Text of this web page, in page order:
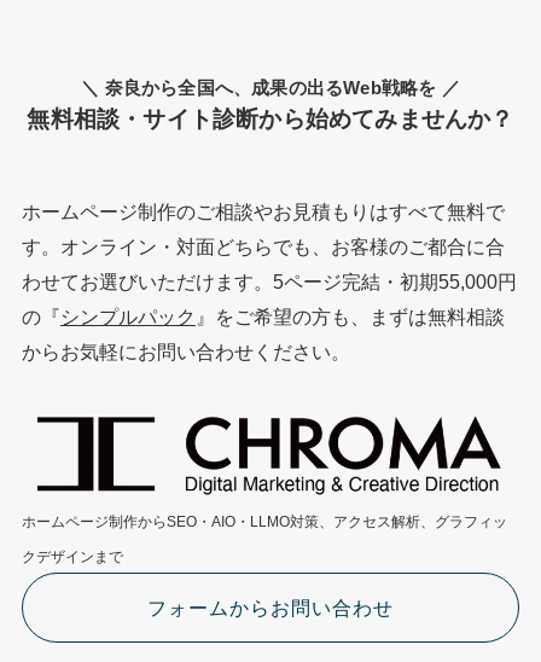
＼ 奈良から全国へ、成果の出るWeb戦略を ／
無料相談・サイト診断から始めてみませんか？
ホームページ制作のご相談やお見積もりはすべて無料で
す。オンライン・対面どちらでも、お客様のご都合に合
わせてお選びいただけます。5ページ完結・初期55,000円
の『シンプルパック 』をご希望の方も、まずは無料相談
からお気軽にお問い合わせください。
ホームページ制作からSEO・AIO・LLMO対策、アクセス解析、グラフィッ
クデザインまで
フォームからお問い合わせ